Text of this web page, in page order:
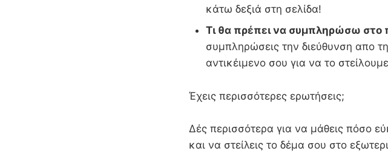
κάτω δεξιά στη σελίδα!
Τι θα πρέπει να συμπληρώσω στο
συμπληρώσεις την διεύθυνση απο
αντικέιμενο σου για να το
Έχεις περισσότερες ερωτήσεις;
Δές περισσότερα για να μάθεις πόσο
και να στείλεις το δέμα σου στο